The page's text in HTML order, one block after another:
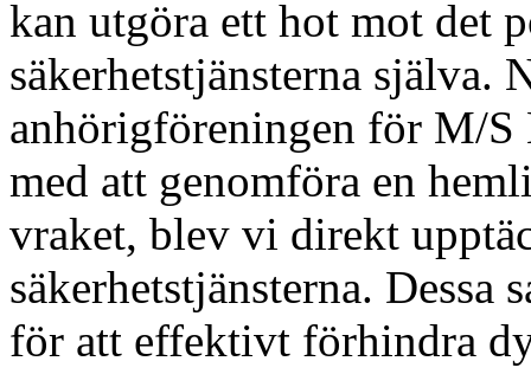
kan utgöra ett hot mot det
säkerhetstjänsterna själva.
anhörigföreningen för M/
med att genomföra en
vraket, blev vi direkt
säkerhetstjänsterna. Dessa
för att effektivt förhindra